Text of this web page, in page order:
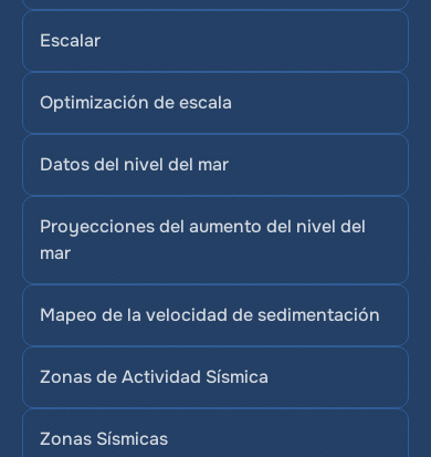
Escalar
Optimización de escala
Datos del nivel del mar
Proyecciones del aumento del nivel del
mar
Mapeo de la velocidad de sedimentación
Zonas de Actividad Sísmica
Zonas Sísmicas